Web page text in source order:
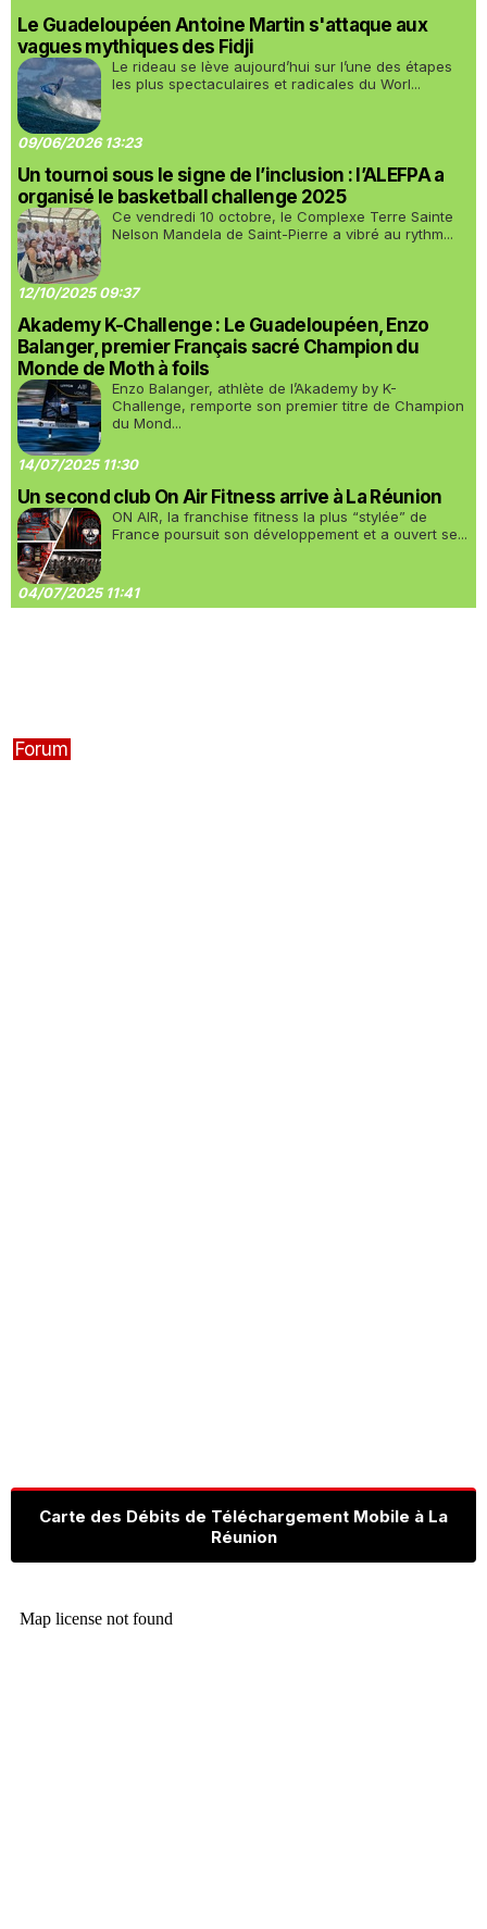
Le Guadeloupéen Antoine Martin s'attaque aux
vagues mythiques des Fidji
Le rideau se lève aujourd’hui sur l’une des étapes
les plus spectaculaires et radicales du Worl...
09/06/2026 13:23
Un tournoi sous le signe de l’inclusion : l’ALEFPA a
organisé le basketball challenge 2025
Ce vendredi 10 octobre, le Complexe Terre Sainte
Nelson Mandela de Saint-Pierre a vibré au rythm...
12/10/2025 09:37
Akademy K-Challenge : Le Guadeloupéen, Enzo
Balanger, premier Français sacré Champion du
Monde de Moth à foils
Enzo Balanger, athlète de l’Akademy by K-
Challenge, remporte son premier titre de Champion
du Mond...
14/07/2025 11:30
Un second club On Air Fitness arrive à La Réunion
ON AIR, la franchise fitness la plus “stylée” de
France poursuit son développement et a ouvert se...
04/07/2025 11:41
Forum
Carte des Débits de Téléchargement Mobile à La
Réunion